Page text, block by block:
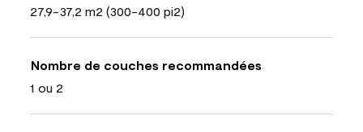
27,9-37,2 m2 (300-400 pi2)
Nombre de couches recommandées
1 ou 2